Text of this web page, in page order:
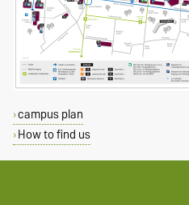
campus plan
How to find us